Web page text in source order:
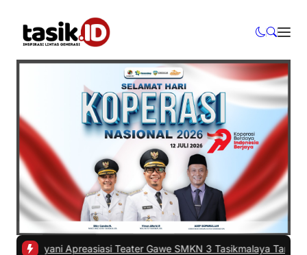
Apreasiasi Teater Gawe SMKN 3 Tasikmalaya Tampil di ISI